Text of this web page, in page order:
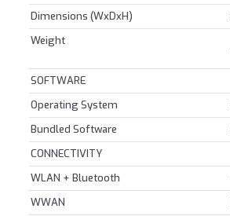
Dimensions (WxDxH)
Weight
SOFTWARE
Operating System
Bundled Software
CONNECTIVITY
WLAN + Bluetooth
WWAN